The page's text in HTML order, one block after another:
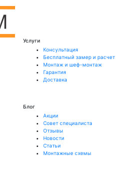
Услуги
Консультация
Бесплатный замер и расчет
Монтаж и шеф-монтаж
Гарантия
Доставка
Блог
Акции
Совет специалиста
Отзывы
Новости
Статьи
Монтажные схемы